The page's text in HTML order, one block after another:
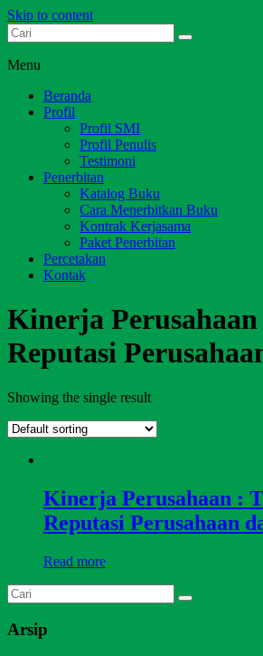
Skip to content
Dari Jambi untuk Indonesia
Menu
Beranda
Profil
Profil SMI
Profil Penulis
Testimoni
Penerbitan
Katalog Buku
Cara Menerbitkan Buku
Kontrak Kerjasama
Paket Penerbitan
Percetakan
Kontak
Kinerja
Reputasi
Showing the single result
Kinerja Perusahaan :
Reputasi Perusahaan
Read more
Arsip